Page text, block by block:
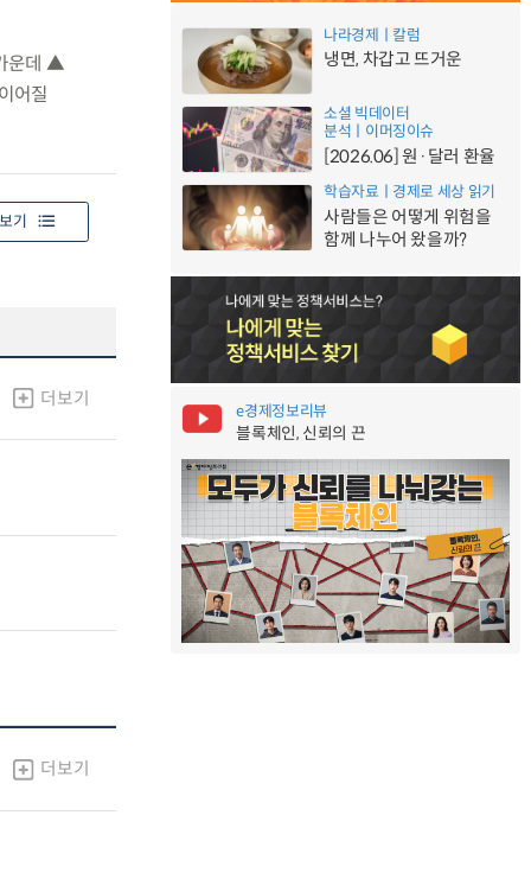
운데 ▲
어질
기
더보기
더보기
나라경제ㅣ칼럼
냉면, 차갑고 뜨거운
소셜 빅데이터
분석ㅣ이머징이슈
[2026.06] 원·달러 환율
학습자료ㅣ경제로 세상 읽기
사람들은 어떻게 위험을
함께 나누어 왔을까?
e경제정보리뷰
블록체인, 신뢰의 끈